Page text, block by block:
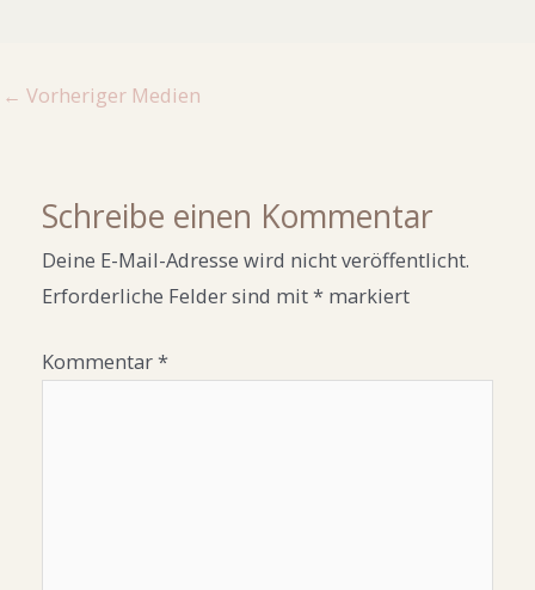
← Vorheriger Medien
Schreibe einen Kommentar
Deine E-Mail-Adresse wird nicht veröffentlicht.
Erforderliche Felder sind mit* markiert
Kommentar*